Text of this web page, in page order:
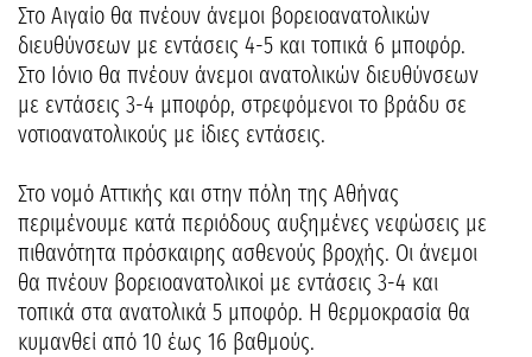
Στο Αιγαίο θα πνέουν άνεμοι βορειοανατολικών
διευθύνσεων με εντάσεις 4-5 και τοπικά 6 μποφόρ.
Στο Ιόνιο θα πνέουν άνεμοι ανατολικών διευθύνσεων
με εντάσεις 3-4 μποφόρ, στρεφόμενοι το βράδυ σε
νοτιοανατολικούς με ίδιες εντάσεις.
Στο νομό Αττικής και στην πόλη της Αθήνας
περιμένουμε κατά περιόδους αυξημένες νεφώσεις με
πιθανότητα πρόσκαιρης ασθενούς βροχής. Οι άνεμοι
θα πνέουν βορειοανατολικοί με εντάσεις 3-4 και
τοπικά στα ανατολικά 5 μποφόρ. Η θερμοκρασία θα
κυμανθεί από 10 έως 16 βαθμούς.